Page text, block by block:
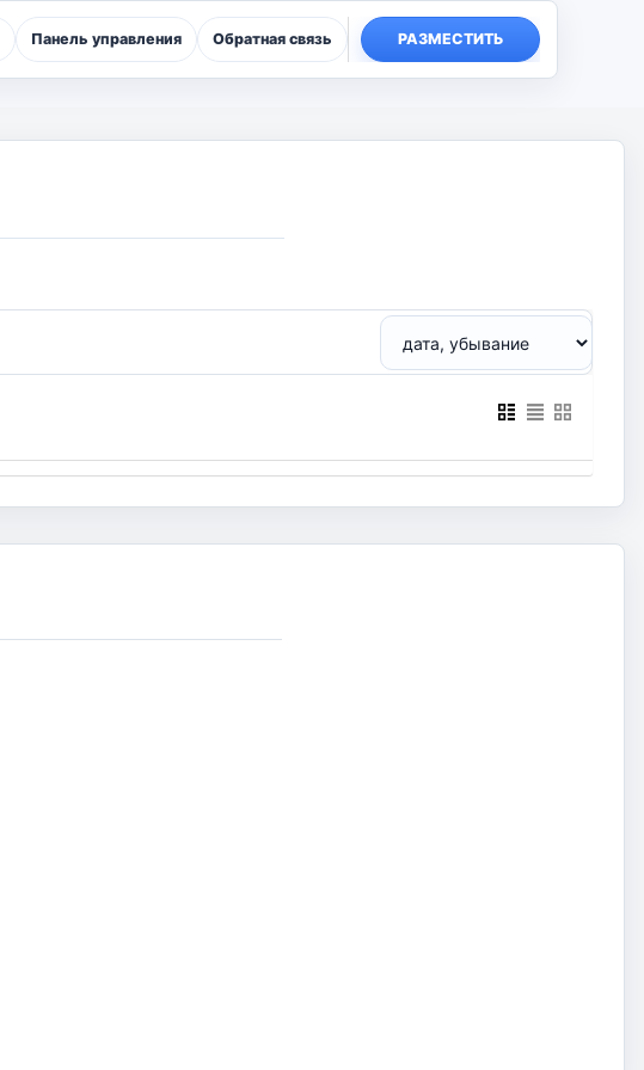
Панель управления Обратная связь РАЗМЕСТИТЬ